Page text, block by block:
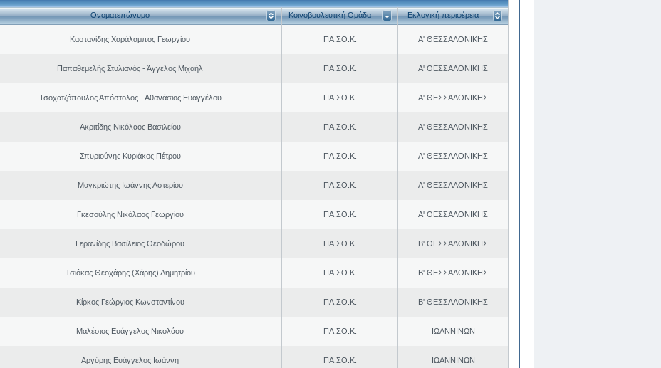
Ονοματεπώνυμο Κοινοβουλευτική Ομάδα Εκλογική περιφέρεια
Καστανίδης Χαράλαμπος Γεωργίου ΠΑ.ΣΟ.Κ. Α' ΘΕΣΣΑΛΟΝΙΚΗΣ
Παπαθεμελής Στυλιανός - Άγγελος Μιχαήλ ΠΑ.ΣΟ.Κ. Α' ΘΕΣΣΑΛΟΝΙΚΗΣ
Τσοχατζόπουλος Απόστολος - Αθανάσιος Ευαγγέλου ΠΑ.ΣΟ.Κ. Α' ΘΕΣΣΑΛΟΝΙΚΗΣ
Ακριτίδης Νικόλαος Βασιλείου ΠΑ.ΣΟ.Κ. Α' ΘΕΣΣΑΛΟΝΙΚΗΣ
Σπυριούνης Κυριάκος Πέτρου ΠΑ.ΣΟ.Κ. Α' ΘΕΣΣΑΛΟΝΙΚΗΣ
Μαγκριώτης Ιωάννης Αστερίου ΠΑ.ΣΟ.Κ. Α' ΘΕΣΣΑΛΟΝΙΚΗΣ
Γκεσούλης Νικόλαος Γεωργίου ΠΑ.ΣΟ.Κ. Α' ΘΕΣΣΑΛΟΝΙΚΗΣ
Γερανίδης Βασίλειος Θεοδώρου ΠΑ.ΣΟ.Κ. Β' ΘΕΣΣΑΛΟΝΙΚΗΣ
Τσιόκας Θεοχάρης (Χάρης) Δημητρίου ΠΑ.ΣΟ.Κ. Β' ΘΕΣΣΑΛΟΝΙΚΗΣ
Κίρκος Γεώργιος Κωνσταντίνου ΠΑ.ΣΟ.Κ. Β' ΘΕΣΣΑΛΟΝΙΚΗΣ
Μαλέσιος Ευάγγελος Νικολάου ΠΑ.ΣΟ.Κ. ΙΩΑΝΝΙΝΩΝ
Αργύρης Ευάγγελος Ιωάννη ΠΑ.ΣΟ.Κ. ΙΩΑΝΝΙΝΩΝ